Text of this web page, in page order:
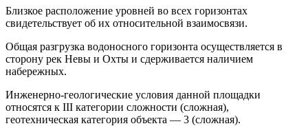
Близкое расположение уровней во всех горизонтах
свидетельствует об их относительной взаимосвязи.
Общая разгрузка водоносного горизонта осуществляется в
сторону рек Невы и Охты и сдерживается наличием
набережных.
Инженерно-геологические условия данной площадки
относятся к III категории сложности (сложная),
геотехническая категория объекта — 3 (сложная).